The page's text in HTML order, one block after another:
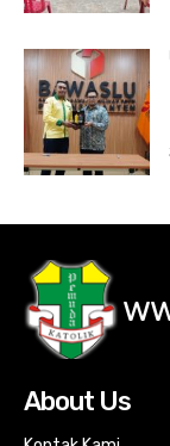
About Us